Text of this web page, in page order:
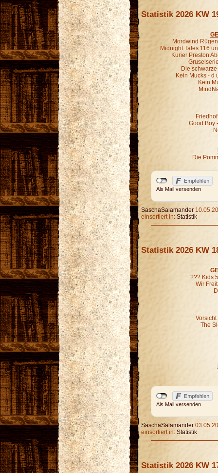
Statistik 2026 KW
Mordwind
Midnight Tales 116
Kurier Preston
Die
Kein Mucks - d
Kein
Good Boy
Die
Als Mail versenden
SaschaSalamander
einsortiert in: Statistik
Statistik 2026 KW
??? Kids
Wir
The
Als Mail versenden
SaschaSalamander
einsortiert in: Statistik
Statistik 2026 KW